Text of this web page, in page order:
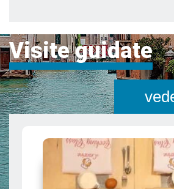
Visite guidate